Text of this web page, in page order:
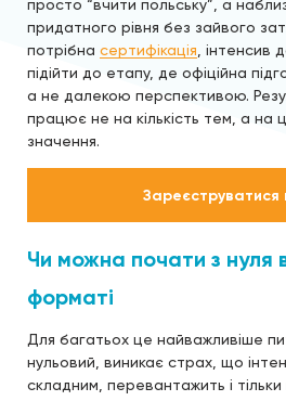
просто “вчити польську”, а
придатного рівня без зайвого
потрібна сертифікація ,
підійти до етапу, де офіційна
а не далекою перспективою.
працює не на кількість тем, а на
значення.
Зареєструватися
Чи можна почати з нуля
форматі
Для багатьох це найважливіше
нульовий, виникає страх, що
складним, перевантажить і